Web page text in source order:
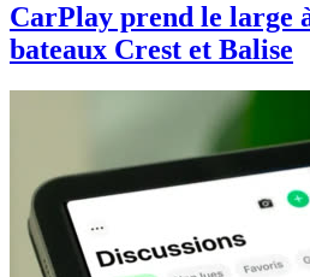
CarPlay prend le large
bateaux Crest et Balise